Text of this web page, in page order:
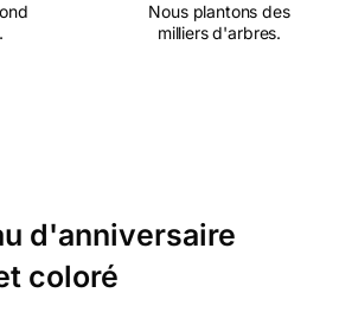
Nous plantons des
milliers d'arbres.
d'anniversaire
coloré